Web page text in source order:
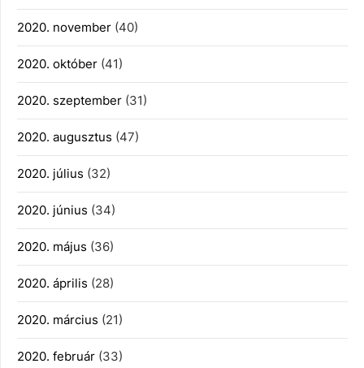
2020. november (40)
2020. október (41)
2020. szeptember (31)
2020. augusztus (47)
2020. július (32)
2020. június (34)
2020. május (36)
2020. április (28)
2020. március (21)
2020. február (33)